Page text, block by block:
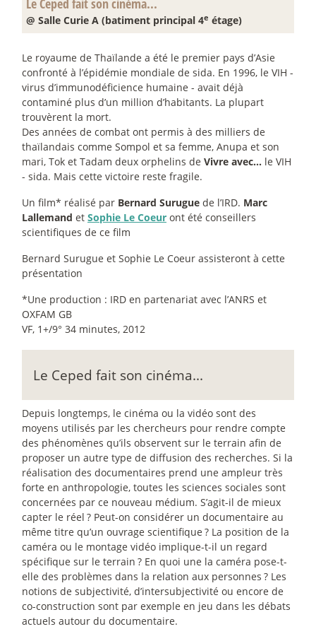
Le Ceped fait son cinéma...
@ Salle Curie A (batiment principal 4e étage)
Le royaume de Thaïlande a été le premier pays d’Asie
confronté à l’épidémie mondiale de sida. En 1996, le VIH -
virus d’immunodéficience humaine - avait déjà
contaminé plus d’un million d’habitants. La plupart
trouvèrent la mort.
Des années de combat ont permis à des milliers de
thaïlandais comme Sompol et sa femme, Anupa et son
mari, Tok et Tadam deux orphelins de Vivre avec... le VIH
- sida. Mais cette victoire reste fragile.
Un film* réalisé par Bernard Surugue de l’IRD. Marc
Lallemand et Sophie Le Coeur ont été conseillers
scientifiques de ce film
Bernard Surugue et Sophie Le Coeur assisteront à cette
présentation
*Une production : IRD en partenariat avec l’ANRS et
OXFAM GB
VF, 1+/9° 34 minutes, 2012
Le Ceped fait son cinéma...
Depuis longtemps, le cinéma ou la vidéo sont des
moyens utilisés par les chercheurs pour rendre compte
des phénomènes qu’ils observent sur le terrain afin de
proposer un autre type de diffusion des recherches. Si la
réalisation des documentaires prend une ampleur très
forte en anthropologie, toutes les sciences sociales sont
concernées par ce nouveau médium. S’agit-il de mieux
capter le réel ? Peut-on considérer un documentaire au
même titre qu’un ouvrage scientifique ? La position de la
caméra ou le montage vidéo implique-t-il un regard
spécifique sur le terrain ? En quoi une la caméra pose-t-
elle des problèmes dans la relation aux personnes ? Les
notions de subjectivité, d’intersubjectivité ou encore de
co-construction sont par exemple en jeu dans les débats
actuels autour du documentaire.